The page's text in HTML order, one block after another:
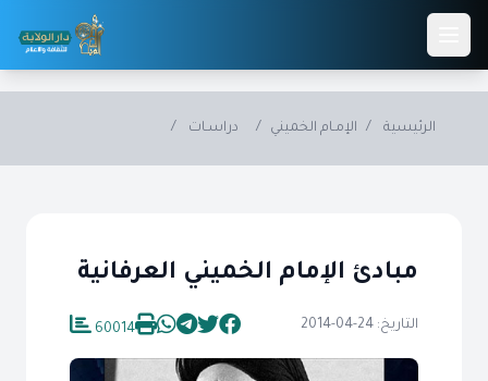
Skip to main content
الرئيسية / الإمـام الخميني / دراسـات /
مبادئ الإمام الخميني العرفانية
التاريخ: 24-04-2014 60014